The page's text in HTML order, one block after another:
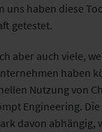
uns haben diese
getestet.
aber auch viele,
haben
Nutzung von
Engineering.
davon abhängig,